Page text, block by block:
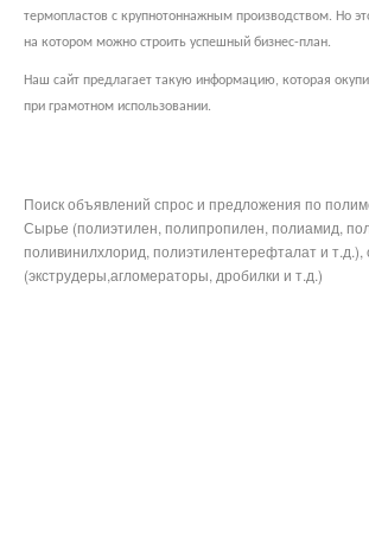
термопластов с крупнотоннажным производством. Но
на котором можно строить успешный бизнес-план.
Наш сайт предлагает такую информацию, которая
при грамотном использовании.
Поиск объявлений спрос и предложения по
Сырье (полиэтилен, полипропилен, полиамид,
поливинилхлорид, полиэтилентерефталат и т.д.),
(экструдеры,агломераторы, дробилки и т.д.)